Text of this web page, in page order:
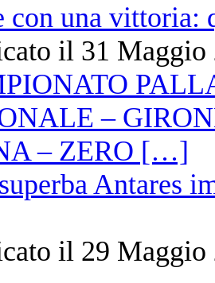
con una vittoria:
il 31 Maggio
Antares
il 29 Maggio